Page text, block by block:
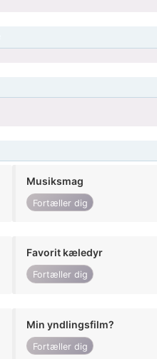
Musiksmag
Fortæller dig
Favorit kæledyr
Fortæller dig
Min yndlingsfilm?
Fortæller dig